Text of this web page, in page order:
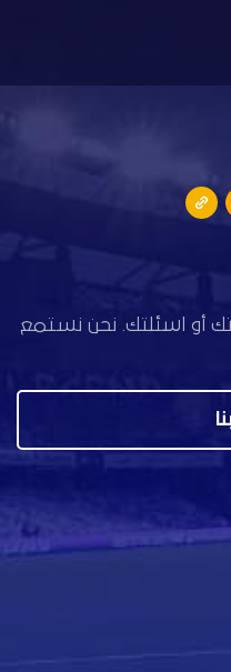
أو اسئلتك. نحن نستمع